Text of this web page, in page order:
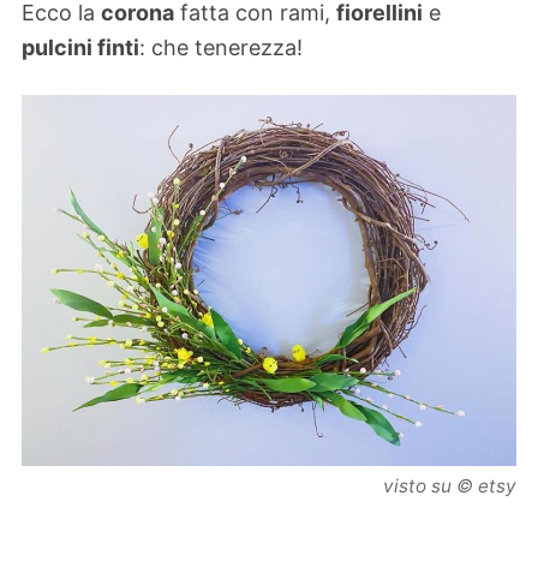
Ecco la corona fatta con rami, fiorellini e
pulcini finti: che tenerezza!
visto su © etsy